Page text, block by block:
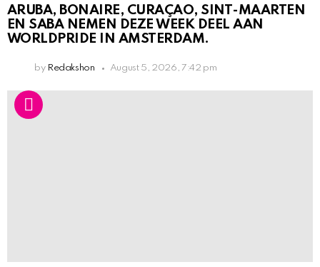
ARUBA, BONAIRE, CURAÇAO, SINT-MAARTEN
EN SABA NEMEN DEZE WEEK DEEL AAN
WORLDPRIDE IN AMSTERDAM.
by Redakshon August 5, 2026, 7:42 pm